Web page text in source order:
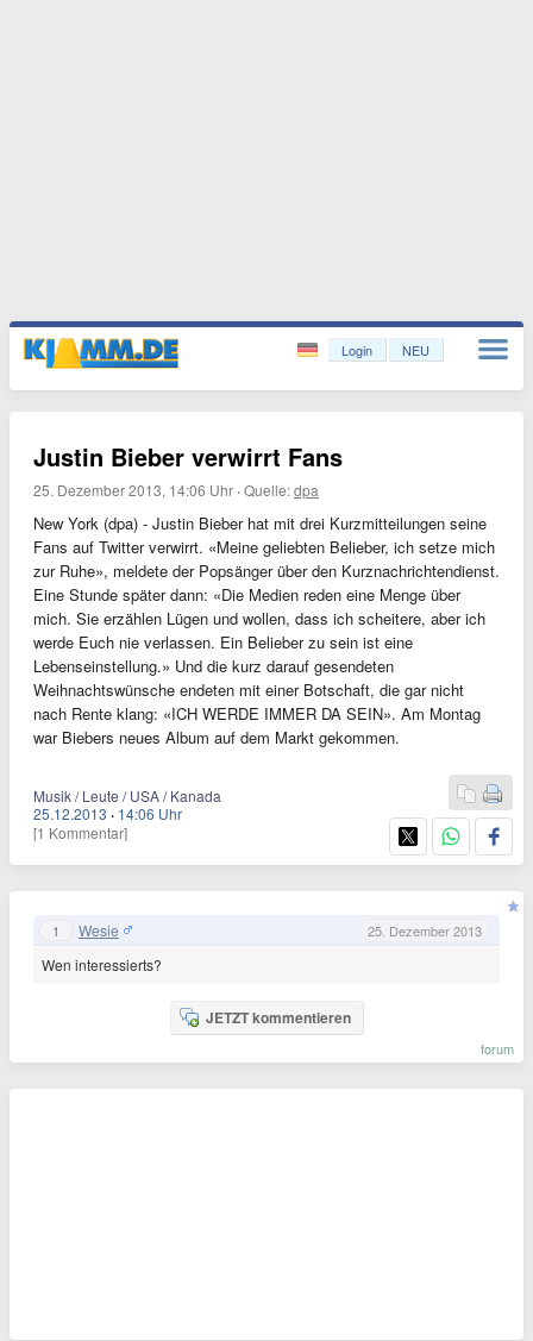
Login NEU
Justin Bieber verwirrt Fans
25. Dezember 2013, 14:06 Uhr ·Quelle:dpa
New York (dpa) - Justin Bieber hat mit drei Kurzmitteilungen seine
Fans auf Twitter verwirrt. «Meine geliebten Belieber, ich setze mich
zur Ruhe», meldete der Popsänger über den Kurznachrichtendienst.
Eine Stunde später dann: «Die Medien reden eine Menge über
mich. Sie erzählen Lügen und wollen, dass ich scheitere, aber ich
werde Euch nie verlassen. Ein Belieber zu sein ist eine
Lebenseinstellung.» Und die kurz darauf gesendeten
Weihnachtswünsche endeten mit einer Botschaft, die gar nicht
nach Rente klang: «ICH WERDE IMMER DA SEIN». Am Montag
war Biebers neues Album auf dem Markt gekommen.
Musik / Leute / USA / Kanada
25.12.2013 · 14:06 Uhr
[1 Kommentar]
1 Wesie 25. Dezember 2013
Wen interessierts?
JETZT kommentieren
forum